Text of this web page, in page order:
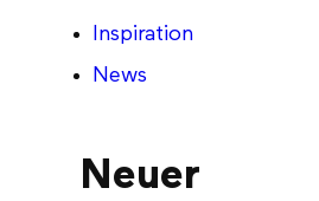
Inspiration
News
Neuer